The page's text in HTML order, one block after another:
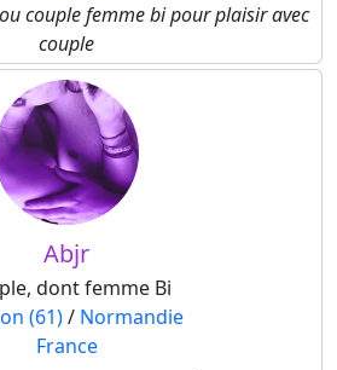
couple femme bi pour plaisir avec
couple
Abjr
dont femme Bi
(61)/ Normandie
France